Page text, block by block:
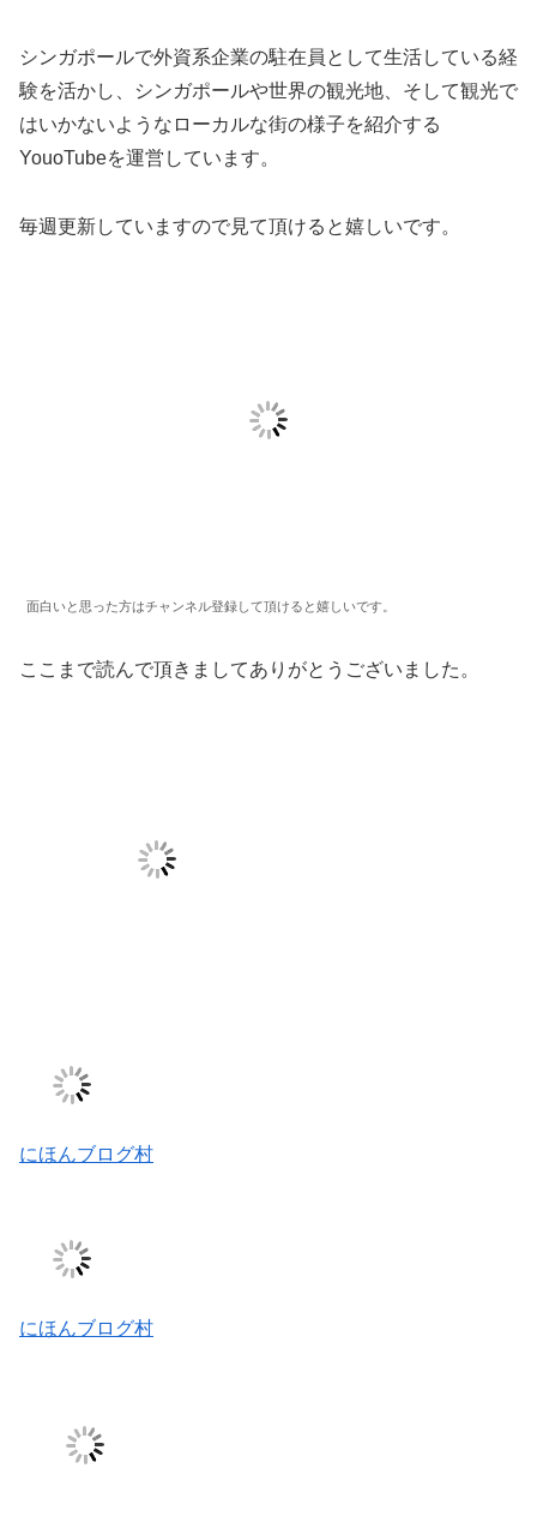
シンガポールで外資系企業の駐在員として生活している経
験を活かし、シンガポールや世界の観光地、そして観光で
はいかないようなローカルな街の様子を紹介する
YouoTubeを運営しています。
毎週更新していますので見て頂けると嬉しいです。
面白いと思った方はチャンネル登録して頂けると嬉しいです。
ここまで読んで頂きましてありがとうございました。
にほんブログ村
にほんブログ村